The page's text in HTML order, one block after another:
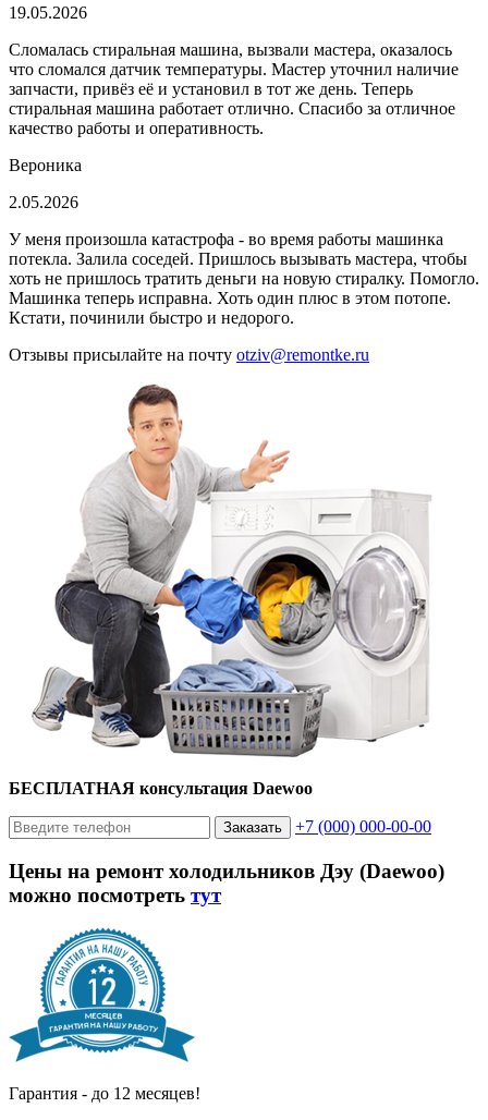
19.05.2026
Сломалась стиральная машина, вызвали мастера, оказалось
что сломался датчик температуры. Мастер уточнил наличие
запчасти, привёз её и установил в тот же день. Теперь
стиральная машина работает отлично. Спасибо за отличное
качество работы и оперативность.
Вероника
2.05.2026
У меня произошла катастрофа - во время работы машинка
потекла. Залила соседей. Пришлось вызывать мастера, чтобы
хоть не пришлось тратить деньги на новую стиралку. Помогло.
Машинка теперь исправна. Хоть один плюс в этом потопе.
Кстати, починили быстро и недорого.
Отзывы присылайте на почту otziv@remontke.ru
БЕСПЛАТНАЯ консультация Daewoo
Заказать +7 (000) 000-00-00
Цены на ремонт холодильников Дэу (Daewoo)
можно посмотреть тут
Гарантия - до 12 месяцев!